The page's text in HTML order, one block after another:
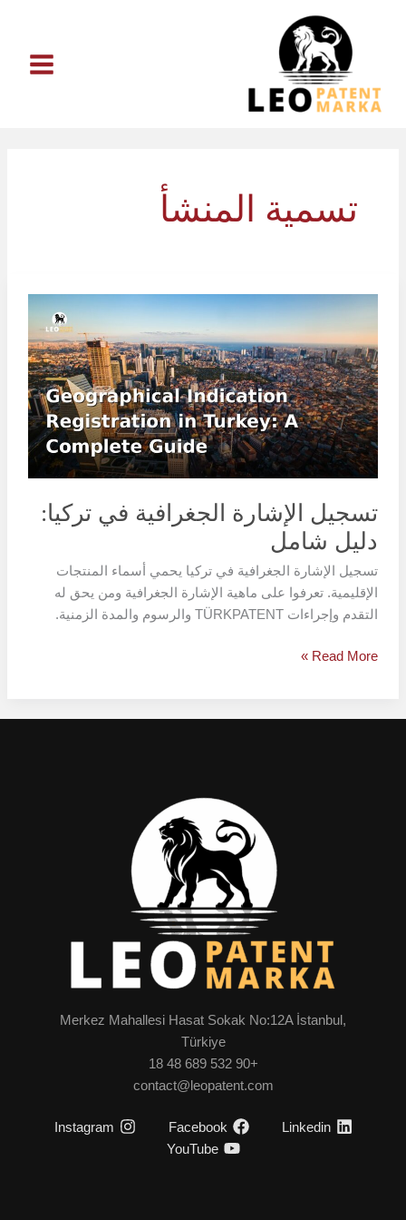
تسمية المنشأ
تسجيل الإشارة الجغرافية في تركيا:
دليل شامل
تسجيل الإشارة الجغرافية في تركيا يحمي أسماء المنتجات
الإقليمية. تعرفوا على ماهية الإشارة الجغرافية ومن يحق له
التقدم وإجراءات TÜRKPATENT والرسوم والمدة الزمنية.
تسجيل
الجغرافية
في
تركيا:
دليل
شامل
Read More »
Merkez Mahallesi Hasat Sokak No:12A İstanbul,
Türkiye
+90 532 689 48 18
contact@leopatent.com
Linkedin
Facebook
Instagram
YouTube